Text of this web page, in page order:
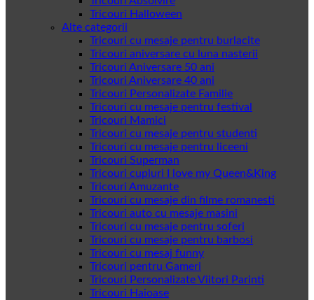
Tricouri Halloween
Alte categorii
Tricouri cu mesaje pentru burlacite
Tricouri aniversare cu luna nasterii
Tricouri Aniversare 50 ani
Tricouri Aniversare 40 ani
Tricouri Personalizate Familie
Tricouri cu mesaje pentru festival
Tricouri Mamici
Tricouri cu mesaje pentru studenti
Tricouri cu mesaje pentru liceeni
Tricouri Superman
Tricouri cupluri I love my Queen&King
Tricouri Amuzante
Tricouri cu mesaje din filme romanesti
Tricouri auto cu mesaje masini
Tricouri cu mesaje pentru soferi
Tricouri cu mesaje pentru barbosi
Tricouri cu mesaj funny
Tricouri pentru Gameri
Tricouri Personalizate Viitori Parinti
Tricouri Haioase